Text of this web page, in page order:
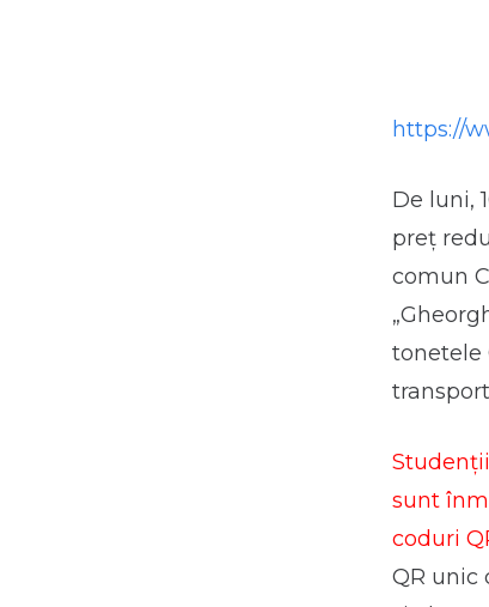
https://
De luni,
preț
comun
tonetele
sunt
coduri
QR unic